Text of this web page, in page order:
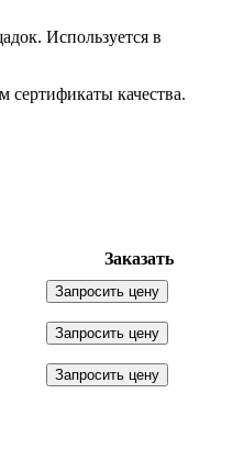
Используется в
качества.
Заказать
Запросить цену
Запросить цену
Запросить цену